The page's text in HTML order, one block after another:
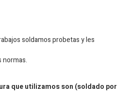
soldamos probetas y les
normas.
que utilizamos son (soldado por